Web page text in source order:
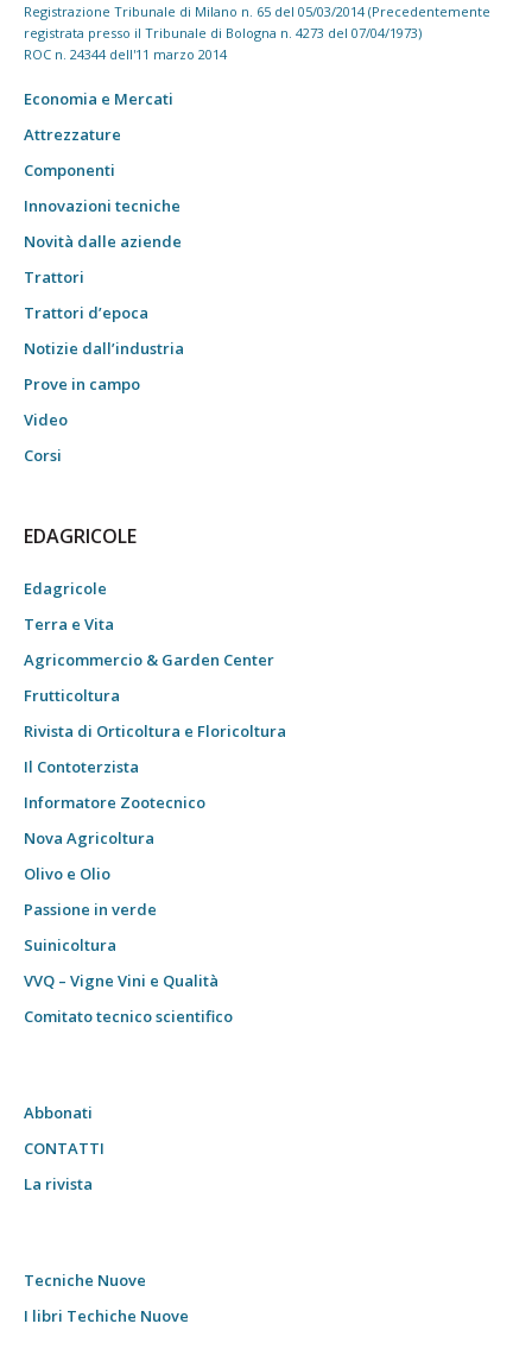
Registrazione Tribunale di Milano n. 65 del 05/03/2014 (Precedentemente
registrata presso il Tribunale di Bologna n. 4273 del 07/04/1973)
ROC n. 24344 dell'11 marzo 2014
Economia e Mercati
Attrezzature
Componenti
Innovazioni tecniche
Novità dalle aziende
Trattori
Trattori d’epoca
Notizie dall’industria
Prove in campo
Video
Corsi
EDAGRICOLE
Edagricole
Terra e Vita
Agricommercio & Garden Center
Frutticoltura
Rivista di Orticoltura e Floricoltura
Il Contoterzista
Informatore Zootecnico
Nova Agricoltura
Olivo e Olio
Passione in verde
Suinicoltura
VVQ – Vigne Vini e Qualità
Comitato tecnico scientifico
Abbonati
CONTATTI
La rivista
Tecniche Nuove
I libri Techiche Nuove